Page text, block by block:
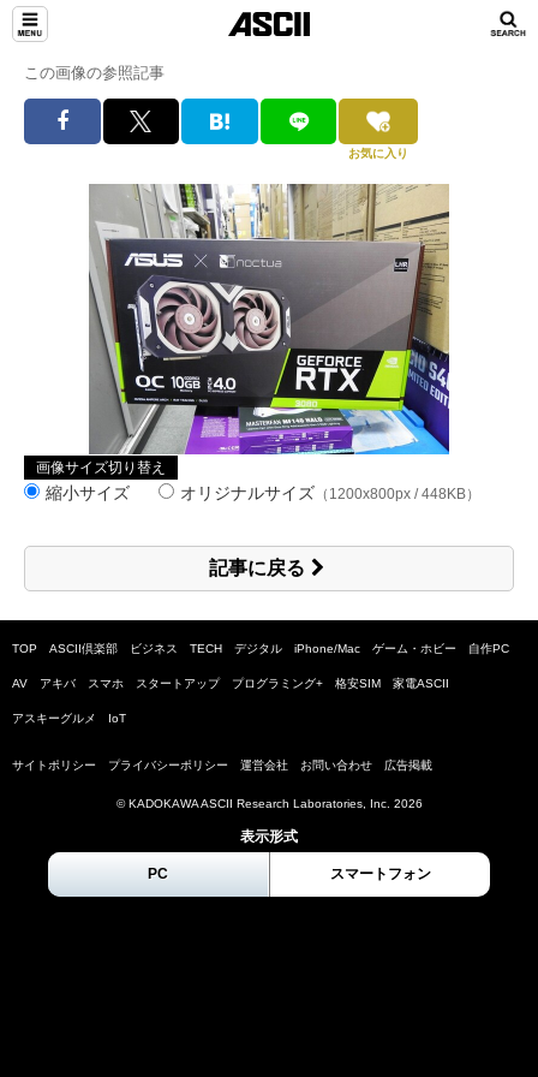
この画像の参照記事
お気に入り
画像サイズ切り替え
縮小サイズ オリジナルサイズ （1200x800px / 448KB）
記事に戻る
TOP ASCII倶楽部 ビジネス TECH デジタル iPhone/Mac ゲーム・ホビー 自作PC
AV アキバ スマホ スタートアップ プログラミング+ 格安SIM 家電ASCII
アスキーグルメ IoT
サイトポリシー プライバシーポリシー 運営会社 お問い合わせ 広告掲載
© KADOKAWA ASCII Research Laboratories, Inc. 2026
表示形式
PC スマートフォン